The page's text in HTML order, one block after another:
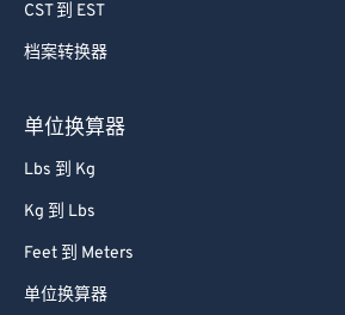
CST 到 EST
档案转换器
单位换算器
Lbs 到 Kg
Kg 到 Lbs
Feet 到 Meters
单位换算器